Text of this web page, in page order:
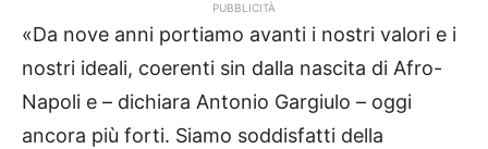
PUBBLICITÀ
«Da nove anni portiamo avanti i nostri valori e i
nostri ideali, coerenti sin dalla nascita di Afro-
Napoli e – dichiara Antonio Gargiulo – oggi
ancora più forti. Siamo soddisfatti della